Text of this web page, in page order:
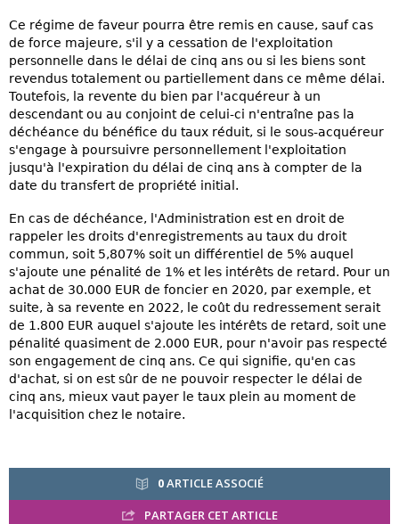
Ce régime de faveur pourra être remis en cause, sauf cas
de force majeure, s'il y a cessation de l'exploitation
personnelle dans le délai de cinq ans ou si les biens sont
revendus totalement ou partiellement dans ce même délai.
Toutefois, la revente du bien par l'acquéreur à un
descendant ou au conjoint de celui-ci n'entraîne pas la
déchéance du bénéfice du taux réduit, si le sous-acquéreur
s'engage à poursuivre personnellement l'exploitation
jusqu'à l'expiration du délai de cinq ans à compter de la
date du transfert de propriété initial.
En cas de déchéance, l'Administration est en droit de
rappeler les droits d'enregistrements au taux du droit
commun, soit 5,807% soit un différentiel de 5% auquel
s'ajoute une pénalité de 1% et les intérêts de retard. Pour un
achat de 30.000 EUR de foncier en 2020, par exemple, et
suite, à sa revente en 2022, le coût du redressement serait
de 1.800 EUR auquel s'ajoute les intérêts de retard, soit une
pénalité quasiment de 2.000 EUR, pour n'avoir pas respecté
son engagement de cinq ans. Ce qui signifie, qu'en cas
d'achat, si on est sûr de ne pouvoir respecter le délai de
cinq ans, mieux vaut payer le taux plein au moment de
l'acquisition chez le notaire.
0ARTICLE ASSOCIÉ
PARTAGER CET ARTICLE